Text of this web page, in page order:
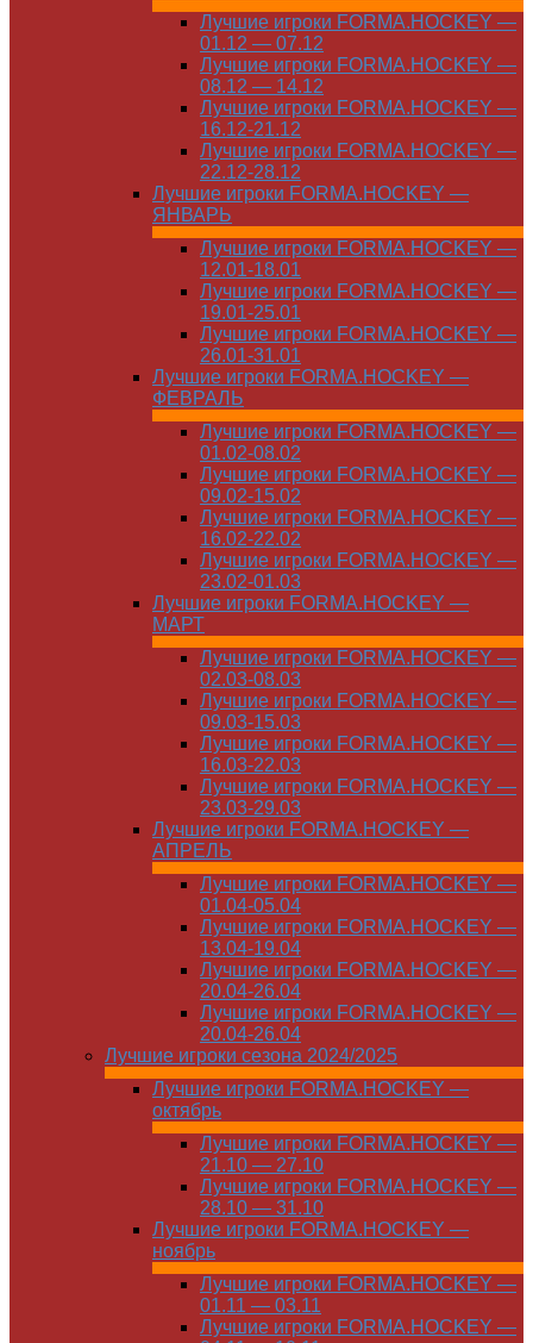
Лучшие игроки FORMA.HOCKEY —
01.12 — 07.12
Лучшие игроки FORMA.HOCKEY —
08.12 — 14.12
Лучшие игроки FORMA.HOCKEY —
16.12-21.12
Лучшие игроки FORMA.HOCKEY —
22.12-28.12
Лучшие игроки FORMA.HOCKEY —
ЯНВАРЬ
Лучшие игроки FORMA.HOCKEY —
12.01-18.01
Лучшие игроки FORMA.HOCKEY —
19.01-25.01
Лучшие игроки FORMA.HOCKEY —
26.01-31.01
Лучшие игроки FORMA.HOCKEY —
ФЕВРАЛЬ
Лучшие игроки FORMA.HOCKEY —
01.02-08.02
Лучшие игроки FORMA.HOCKEY —
09.02-15.02
Лучшие игроки FORMA.HOCKEY —
16.02-22.02
Лучшие игроки FORMA.HOCKEY —
23.02-01.03
Лучшие игроки FORMA.HOCKEY —
МАРТ
Лучшие игроки FORMA.HOCKEY —
02.03-08.03
Лучшие игроки FORMA.HOCKEY —
09.03-15.03
Лучшие игроки FORMA.HOCKEY —
16.03-22.03
Лучшие игроки FORMA.HOCKEY —
23.03-29.03
Лучшие игроки FORMA.HOCKEY —
АПРЕЛЬ
Лучшие игроки FORMA.HOCKEY —
01.04-05.04
Лучшие игроки FORMA.HOCKEY —
13.04-19.04
Лучшие игроки FORMA.HOCKEY —
20.04-26.04
Лучшие игроки FORMA.HOCKEY —
20.04-26.04
Лучшие игроки сезона 2024/2025
Лучшие игроки FORMA.HOCKEY —
октябрь
Лучшие игроки FORMA.HOCKEY —
21.10 — 27.10
Лучшие игроки FORMA.HOCKEY —
28.10 — 31.10
Лучшие игроки FORMA.HOCKEY —
ноябрь
Лучшие игроки FORMA.HOCKEY —
01.11 — 03.11
Лучшие игроки FORMA.HOCKEY —